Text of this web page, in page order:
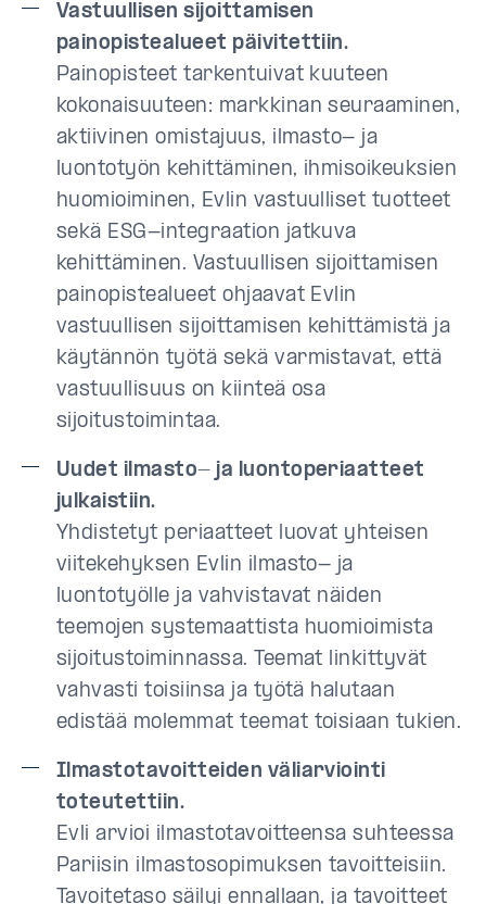
Vastuullisen sijoittamisen
painopistealueet päivitettiin.
Painopisteet tarkentuivat kuuteen
kokonaisuuteen: markkinan seuraaminen,
aktiivinen omistajuus, ilmasto- ja
luontotyön kehittäminen, ihmisoikeuksien
huomioiminen, Evlin vastuulliset tuotteet
sekä ESG-integraation jatkuva
kehittäminen. Vastuullisen sijoittamisen
painopistealueet ohjaavat Evlin
vastuullisen sijoittamisen kehittämistä ja
käytännön työtä sekä varmistavat, että
vastuullisuus on kiinteä osa
sijoitustoimintaa.
Uudet ilmasto- ja luontoperiaatteet
julkaistiin.
Yhdistetyt periaatteet luovat yhteisen
viitekehyksen Evlin ilmasto- ja
luontotyölle ja vahvistavat näiden
teemojen systemaattista huomioimista
sijoitustoiminnassa. Teemat linkittyvät
vahvasti toisiinsa ja työtä halutaan
edistää molemmat teemat toisiaan tukien.
Ilmastotavoitteiden väliarviointi
toteutettiin.
Evli arvioi ilmastotavoitteensa suhteessa
Pariisin ilmastosopimuksen tavoitteisiin.
Tavoitetaso säilyi ennallaan, ja tavoitteet